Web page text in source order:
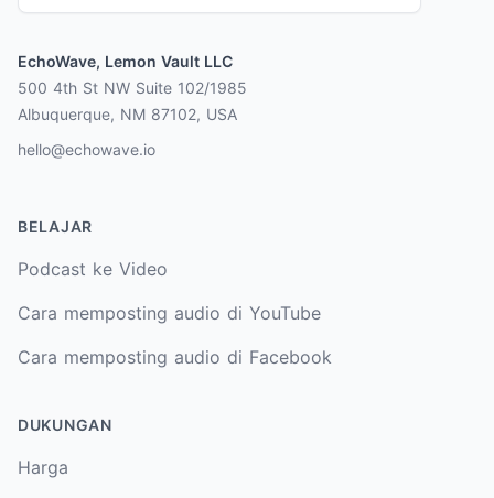
EchoWave, Lemon Vault LLC
500 4th St NW Suite 102/1985
Albuquerque, NM 87102, USA
hello@echowave.io
BELAJAR
Podcast ke Video
Cara memposting audio di YouTube
Cara memposting audio di Facebook
DUKUNGAN
Harga